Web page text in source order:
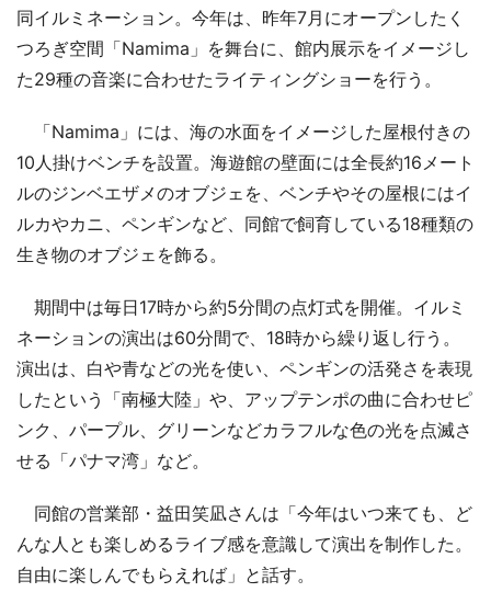
同イルミネーション。今年は、昨年7月にオープンしたく
つろぎ空間「Namima」を舞台に、館内展示をイメージし
た29種の音楽に合わせたライティングショーを行う。
「Namima」には、海の水面をイメージした屋根付きの
10人掛けベンチを設置。海遊館の壁面には全長約16メート
ルのジンベエザメのオブジェを、ベンチやその屋根にはイ
ルカやカニ、ペンギンなど、同館で飼育している18種類の
生き物のオブジェを飾る。
期間中は毎日17時から約5分間の点灯式を開催。イルミ
ネーションの演出は60分間で、18時から繰り返し行う。
演出は、白や青などの光を使い、ペンギンの活発さを表現
したという「南極大陸」や、アップテンポの曲に合わせピ
ンク、パープル、グリーンなどカラフルな色の光を点滅さ
せる「パナマ湾」など。
同館の営業部・益田笑凪さんは「今年はいつ来ても、ど
んな人とも楽しめるライブ感を意識して演出を制作した。
自由に楽しんでもらえれば」と話す。